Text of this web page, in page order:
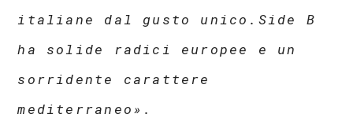
italiane dal gusto unico. Side B
ha solide radici europee e un
sorridente carattere
mediterraneo».